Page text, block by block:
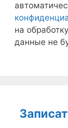
на
данные не